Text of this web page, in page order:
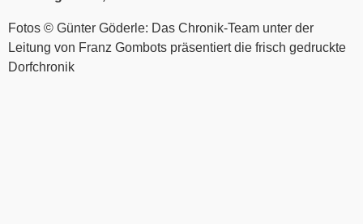
Fotos © Günter Göderle: Das Chronik-Team unter der
Leitung von Franz Gombots präsentiert die frisch gedruckte
Dorfchronik